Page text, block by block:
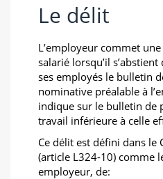
Le délit
L’employeur commet
salarié lorsqu’il
ses employés le bulletin
nominative préalable à
indique sur le bulletin de
travail inférieure à celle
Ce délit est défini dans le
(article L324-10) comme
employeur, de: